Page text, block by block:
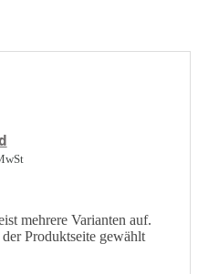
mehrere Varianten auf.
Produktseite gewählt